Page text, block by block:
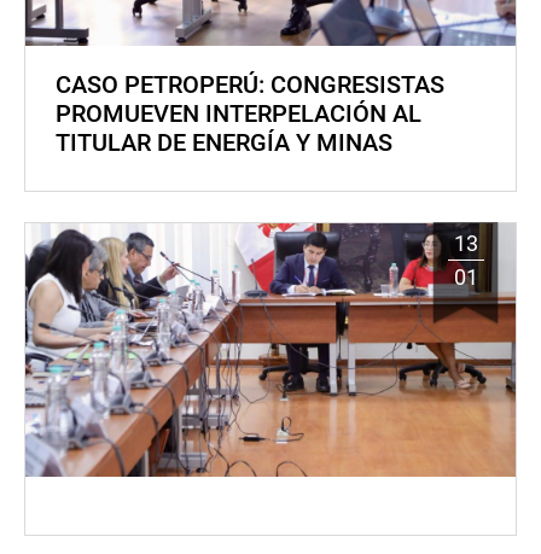
CASO PETROPERÚ: CONGRESISTAS
PROMUEVEN INTERPELACIÓN AL
TITULAR DE ENERGÍA Y MINAS
13
01